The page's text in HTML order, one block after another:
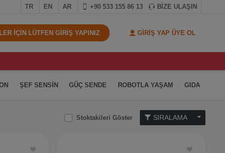
TR EN AR +90 533 155 86 13 BİZE ULAŞIN
İÇİN LÜTFEN GİRİŞ YAPINIZ GİRİŞ YAP ÜYE OL
ŞEF SENSİN GÜÇ SENDE ROBOTLA YAŞAM GIDA
Stoktakileri Göster